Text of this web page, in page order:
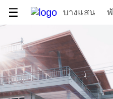
☰ บางแสน